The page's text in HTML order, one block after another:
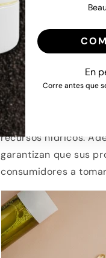
reduciendo el
desperdicio.
Producción
La producción de
Las marcas están
energías renovables,
recursos hídricos.
garantizan que sus
consumidores a
En
Corre antes que